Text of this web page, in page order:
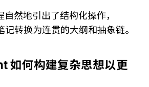
然地引出了结构化操作，
转换为连贯的大纲和抽象链。
如何构建复杂思想以更